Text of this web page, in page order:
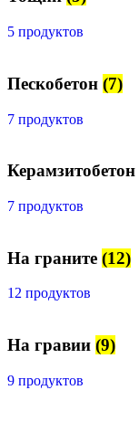
5 продуктов
Пескобетон (7)
7 продуктов
Керамзитобетон
7 продуктов
На граните (12)
12 продуктов
На гравии (9)
9 продуктов